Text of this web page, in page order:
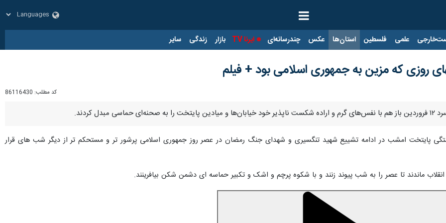
علمی فلسطین استان‌ها عکس چندرسانه‌ای ایرنا TV بازار زندگی سایر
روزی که مزین به جمهوری اسلامی بود + فیلم
کد مطلب: 86116430
کردند.
پایتخت امشب در ادامه تشییع شهید تنگسیری و شهدای جنگ رمضان در عصر روز جمهوری اسلامی پرشور تر و مستحکم تر از دیگر شب های قرار
ماندند تا عصر را به شب پیوند زنند و با شکوه پرچم و اشک و تکبیر حماسه ای دشمن شکن بیافرینند.